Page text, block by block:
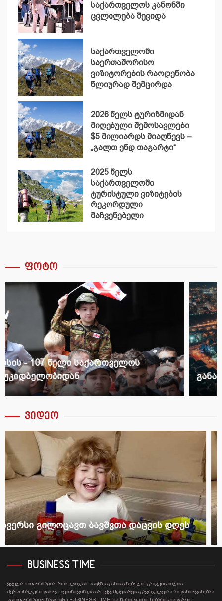
საქართველოს კანონში
ცვლილება შევიდა
საქართველოში
საერთაშორისო
ვიზიტორების რაოდენობა
წლიურად შემცირდა
2026 წელს ტურიზმიდან
მიღებული შემოსავლები
$5 მილიარდს მიაღწევს –
„გალთ ენდ თაგარტი“
2025 წელს
საქართველოში
ტურისტული ვიზიტების
რეკორდული
მაჩვენებელი
ფოტო
განახლებული წერეთლის გამზირი
ვიდეო
ავერსი გილოცავთ ბავშვთა დაცვის დღეს
BUSINESS TIME
ყველა ინფორმაცია, რომელიც ამ საიტზეა განთავსებული, განკუთვნილია
პერსონალური გამოყენებისთვის და არ ექვემდებარება გავრცელებას ან გახმოვანებას
საინფორმაციო სააგენტო BUSINESS TIME–ის წერილობით ნებართვის გარეშე.